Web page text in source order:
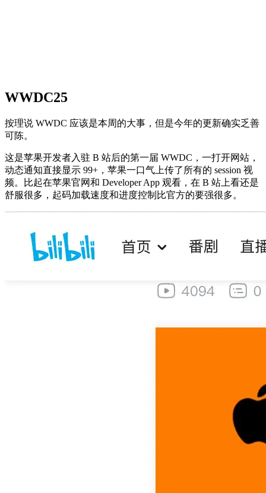
WWDC25
按理说 WWDC 应该是本周的大事，但是今年的更新确实乏善
可陈。
这是苹果开发者入驻 B 站后的第一届 WWDC，一打开网站，
动态通知直接显示 99+，苹果一口气上传了所有的 session 视
频。比起在苹果官网和 Developer App 观看，在 B 站上看还是
舒服很多，起码加载速度和进度控制比官方的要强很多。